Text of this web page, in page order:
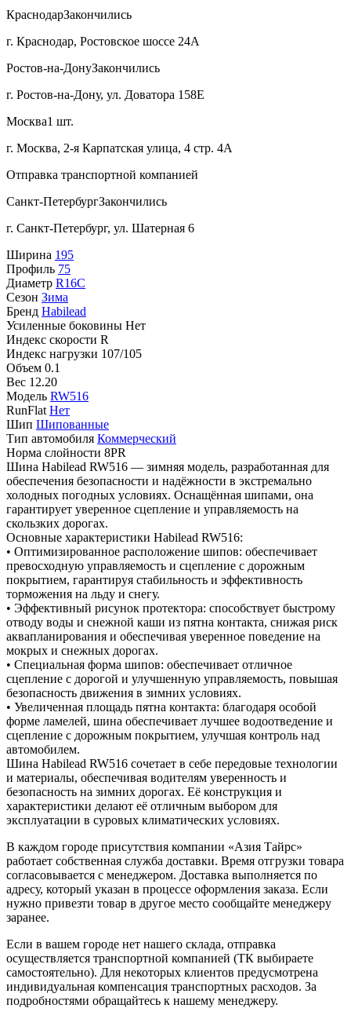
КраснодарЗакончились
г. Краснодар, Ростовское шоссе 24А
Ростов-на-ДонуЗакончились
г. Ростов-на-Дону, ул. Доватора 158Е
Москва1 шт.
г. Москва, 2-я Карпатская улица, 4 стр. 4А
Отправка транспортной компанией
Санкт-ПетербургЗакончились
г. Санкт-Петербург, ул. Шатерная 6
Ширина 195
Профиль 75
Диаметр R16C
Сезон Зима
Бренд Habilead
Усиленные боковины Нет
Индекс скорости R
Индекс нагрузки 107/105
Объем 0.1
Вес 12.20
Модель RW516
RunFlat Нет
Шип Шипованные
Тип автомобиля Коммерческий
Норма слойности 8PR
Шина Habilead RW516 — зимняя модель, разработанная для
обеспечения безопасности и надёжности в экстремально
холодных погодных условиях. Оснащённая шипами, она
гарантирует уверенное сцепление и управляемость на
скользких дорогах.
Основные характеристики Habilead RW516:
• Оптимизированное расположение шипов: обеспечивает
превосходную управляемость и сцепление с дорожным
покрытием, гарантируя стабильность и эффективность
торможения на льду и снегу.
• Эффективный рисунок протектора: способствует быстрому
отводу воды и снежной каши из пятна контакта, снижая риск
аквапланирования и обеспечивая уверенное поведение на
мокрых и снежных дорогах.
• Специальная форма шипов: обеспечивает отличное
сцепление с дорогой и улучшенную управляемость, повышая
безопасность движения в зимних условиях.
• Увеличенная площадь пятна контакта: благодаря особой
форме ламелей, шина обеспечивает лучшее водоотведение и
сцепление с дорожным покрытием, улучшая контроль над
автомобилем.
Шина Habilead RW516 сочетает в себе передовые технологии
и материалы, обеспечивая водителям уверенность и
безопасность на зимних дорогах. Её конструкция и
характеристики делают её отличным выбором для
эксплуатации в суровых климатических условиях.
В каждом городе присутствия компании «Азия Тайрс»
работает собственная служба доставки. Время отгрузки товара
согласовывается с менеджером. Доставка выполняется по
адресу, который указан в процессе оформления заказа. Если
нужно привезти товар в другое место сообщайте менеджеру
заранее.
Если в вашем городе нет нашего склада, отправка
осуществляется транспортной компанией (ТК выбираете
самостоятельно). Для некоторых клиентов предусмотрена
индивидуальная компенсация транспортных расходов. За
подробностями обращайтесь к нашему менеджеру.